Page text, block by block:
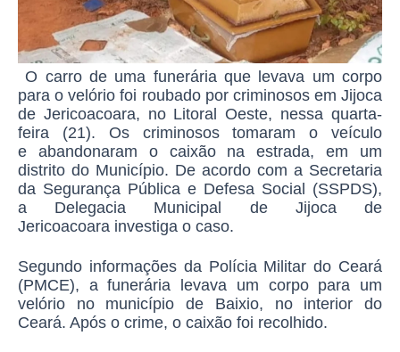
O carro de uma funerária que levava um corpo
para o velório foi roubado por criminosos em Jijoca
de Jericoacoara, no Litoral Oeste, nessa quarta-
feira (21). Os criminosos tomaram o veículo
e
abandonaram o caixão na estrada,
em um
distrito do Município. De acordo com a Secretaria
da Segurança Pública e Defesa Social (SSPDS),
a Delegacia Municipal de Jijoca de
Jericoacoara investiga o caso.
Segundo informações da Polícia Militar do Ceará
(PMCE), a funerária levava um corpo para um
velório no município de Baixio, no interior do
Ceará. Após o crime, o caixão foi recolhido.